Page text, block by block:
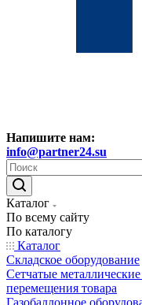
Напишите нам:
info@partner24.su
Каталог
По всему сайту
По каталогу
Каталог
Складское оборудование
Сетчатые
перемещения товара
Газобаллонное